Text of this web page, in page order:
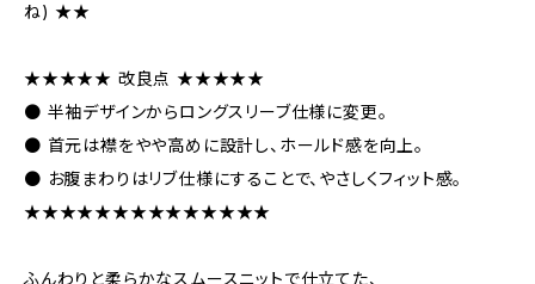
ね) ★★
★★★★★ 改良点 ★★★★★
● 半袖デザインからロングスリーブ仕様に変更。
● 首元は襟をやや高めに設計し、ホールド感を向上。
● お腹まわりはリブ仕様にすることで、やさしくフィット感。
★★★★★★★★★★★★★★
ふんわりと柔らかなスムースニットで仕立てた、